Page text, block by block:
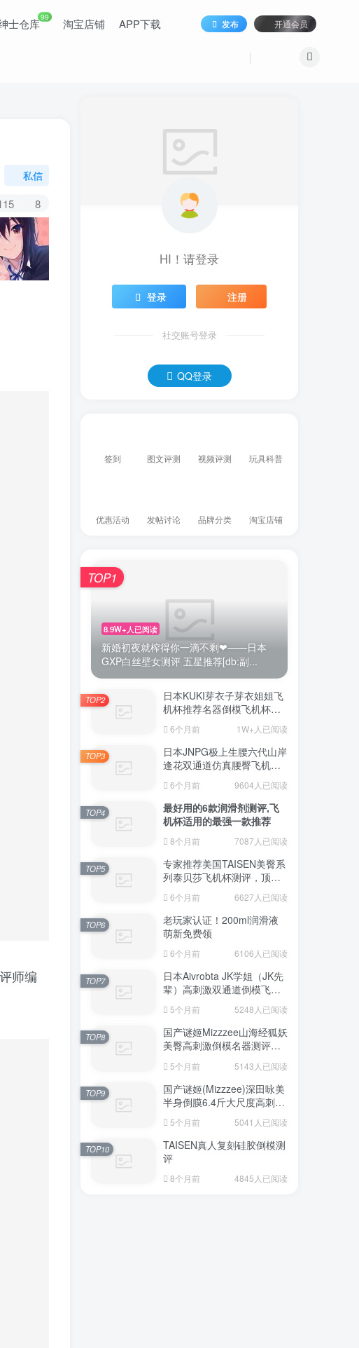
士仓库99 淘宝店铺 APP下载 发布 开通会员
私信
8
师编
HI！请登录
登录 注册
社交账号登录
QQ登录
签到 图文评测 视频评测 玩具科普
优惠活动 发帖讨论 品牌分类 淘宝店铺
8.9W+人已阅读
新婚初夜就榨得你一滴不剩❤——日本
GXP白丝壁女测评 五星推荐[db:副...
TOP1
日本KUKI芽衣子芽衣姐姐飞
机杯推荐名器倒模飞机杯测
6个月前 1W+人已阅读
TOP2
日本JNPG极上生腰六代山岸
逢花双通道仿真腰臀飞机杯
致真实感的资深玩家
6个月前 9604人已阅读
TOP3
最好用的6款润滑剂测评,飞
机杯适用的最强一款推荐
8个月前 7087人已阅读
TOP4
专家推荐美国TAISEN美臀系
列泰贝莎飞机杯测评，顶级
品质带来极致享受!
6个月前 6627人已阅读
TOP5
老玩家认证！200ml润滑液
萌新免费领
6个月前 6106人已阅读
TOP6
日本Aivrobta JK学姐（JK先
辈）高刺激双通道倒模飞机
杯深度测评报告
5个月前 5248人已阅读
TOP7
国产谜姬Mizzzee山海经狐妖
美臀高刺激倒模名器测评报
5个月前 5143人已阅读
TOP8
国产谜姬(Mizzzee)深田咏美
半身倒膜6.4斤大尺度高刺激
5个月前 5041人已阅读
TOP9
TAISEN真人复刻硅胶倒模测
评
8个月前 4845人已阅读
TOP10